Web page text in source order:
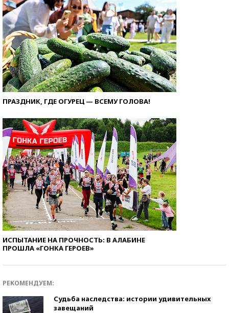
ПРАЗДНИК, ГДЕ ОГУРЕЦ — ВСЕМУ ГОЛОВА!
ИСПЫТАНИЕ НА ПРОЧНОСТЬ: В АЛАБИНЕ
ПРОШЛА «ГОНКА ГЕРОЕВ»
РЕКОМЕНДУЕМ:
Судьба наследства: истории удивительных
завещаний